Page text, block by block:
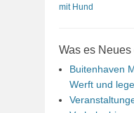
mit Hund
Was es Neues
Buitenhaven
Werft und